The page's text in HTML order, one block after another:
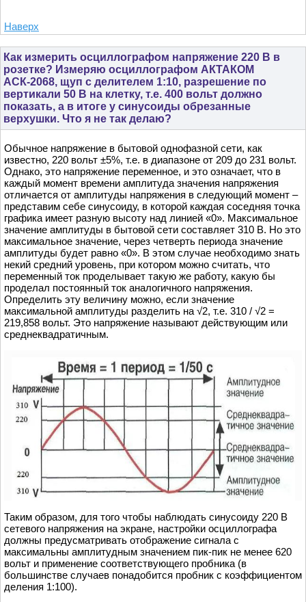
Наверх
Как измерить осциллографом напряжение 220 В в
розетке? Измеряю осциллографом АКТАКОМ
АСК-2068, щуп с делителем 1:10, разрешение по
вертикали 50 В на клетку, т.е. 400 вольт должно
показать, а в итоге у синусоиды обрезанные
верхушки. Что я не так делаю?
Обычное напряжение в бытовой однофазной сети, как
известно, 220 вольт ±5%, т.е. в диапазоне от 209 до 231 вольт.
Однако, это напряжение переменное, и это означает, что в
каждый момент времени амплитуда значения напряжения
отличается от амплитуды напряжения в следующий момент –
представим себе синусоиду, в которой каждая соседняя точка
графика имеет разную высоту над линией «0». Максимальное
значение амплитуды в бытовой сети составляет 310 В. Но это
максимальное значение, через четверть периода значение
амплитуды будет равно «0». В этом случае необходимо знать
некий средний уровень, при котором можно считать, что
переменный ток проделывает такую же работу, какую бы
проделал постоянный ток аналогичного напряжения.
Определить эту величину можно, если значение
максимальной амплитуды разделить на √2, т.е. 310 / √2 =
219,858 вольт. Это напряжение называют действующим или
среднеквадратичным.
Таким образом, для того чтобы наблюдать синусоиду 220 В
сетевого напряжения на экране, настройки осциллографа
должны предусматривать отображение сигнала с
максимальны амплитудным значением пик-пик не менее 620
вольт и применение соответствующего пробника (в
большинстве случаев понадобится пробник с коэффициентом
деления 1:100).